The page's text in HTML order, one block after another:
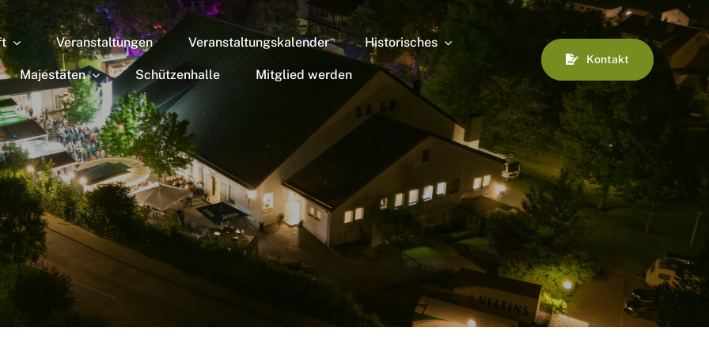
Veranstaltungen Veranstaltungskalender Historisches
Majestäten Schützenhalle Mitglied werden
Kontakt